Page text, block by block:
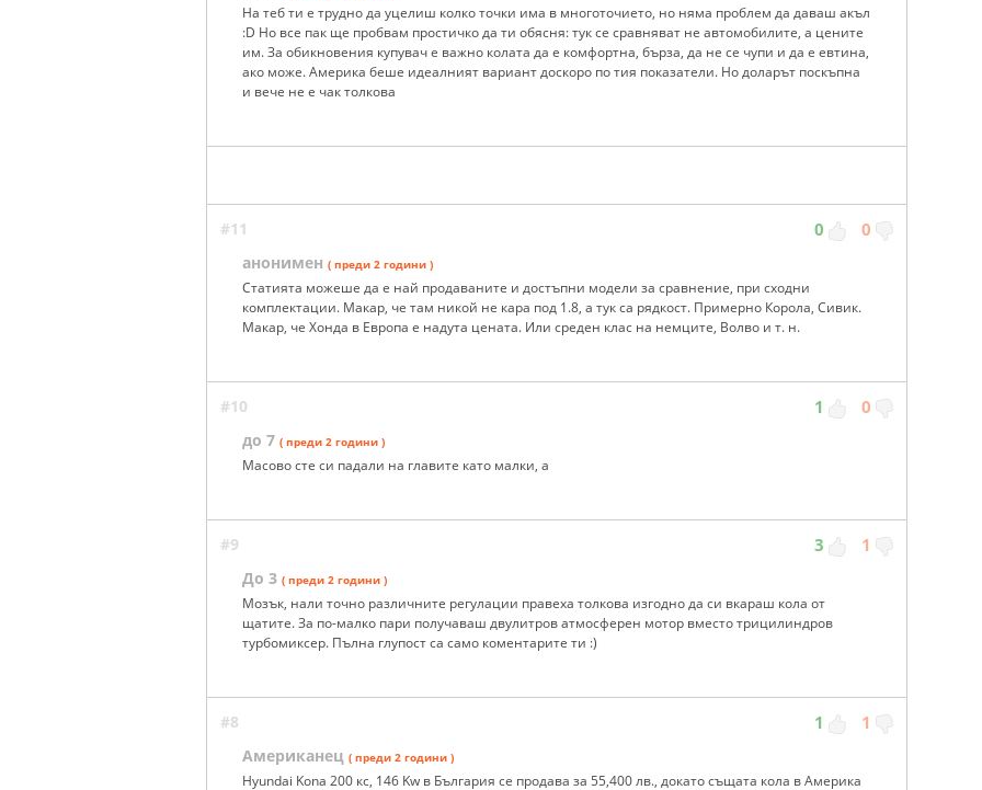
На теб ти е трудно да уцелиш колко точки има в многоточието, но няма проблем да даваш акъл
:D Но все пак ще пробвам простичко да ти обясня: тук се сравняват не автомобилите, а цените
им. За обикновения купувач е важно колата да е комфортна, бърза, да не се чупи и да е евтина,
ако може. Америка беше идеалният вариант доскоро по тия показатели. Но доларът поскъпна
и вече не е чак толкова
#11 0 0
анонимен ( преди 2 години )
Статията можеше да е най продаваните и достъпни модели за сравнение, при сходни
комплектации. Макар, че там никой не кара под 1.8, а тук са рядкост. Примерно Корола, Сивик.
Макар, че Хонда в Европа е надута цената. Или среден клас на немците, Волво и т. н.
#10 1 0
до 7 ( преди 2 години )
Масово сте си падали на главите като малки, а
#9 3 1
До 3 ( преди 2 години )
Мозък, нали точно различните регулации правеха толкова изгодно да си вкараш кола от
щатите. За по-малко пари получаваш двулитров атмосферен мотор вместо трицилиндров
турбомиксер. Пълна глупост са само коментарите ти :)
#8 1 1
Американец ( преди 2 години )
Hyundai Kona 200 кс, 146 Kw в България се продава за 55,400 лв., докато същата кола в Америка